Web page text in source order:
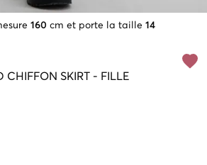
160 cm et porte la taille 14
CHIFFON SKIRT - FILLE